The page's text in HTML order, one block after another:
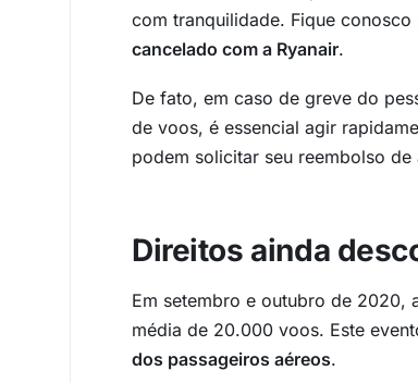
com tranquilidade. Fique
cancelado com a Ryanair.
De fato, em caso de greve do
de voos, é essencial agir
podem solicitar seu reembolso
Direitos ainda
Em setembro e outubro de 2020,
média de 20.000 voos. Este
dos passageiros aéreos.